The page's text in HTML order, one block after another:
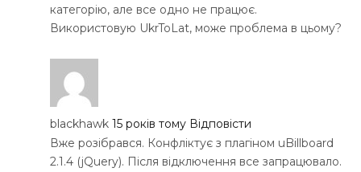
категорію, але все одно не працює.
Використовую UkrToLat, може проблема в цьому?
blackhawk 15 років тому Відповісти
Вже розібрався. Конфліктує з плагіном uBillboard
2.1.4 (jQuery). Після відключення все запрацювало.